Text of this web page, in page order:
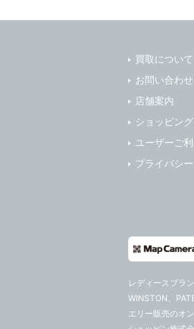
買取について
お問い合わせ
店舗案内
ショッピン
ユーザーご
プライバシ
レディースブラ
WINSTON、
エリー販売のオ